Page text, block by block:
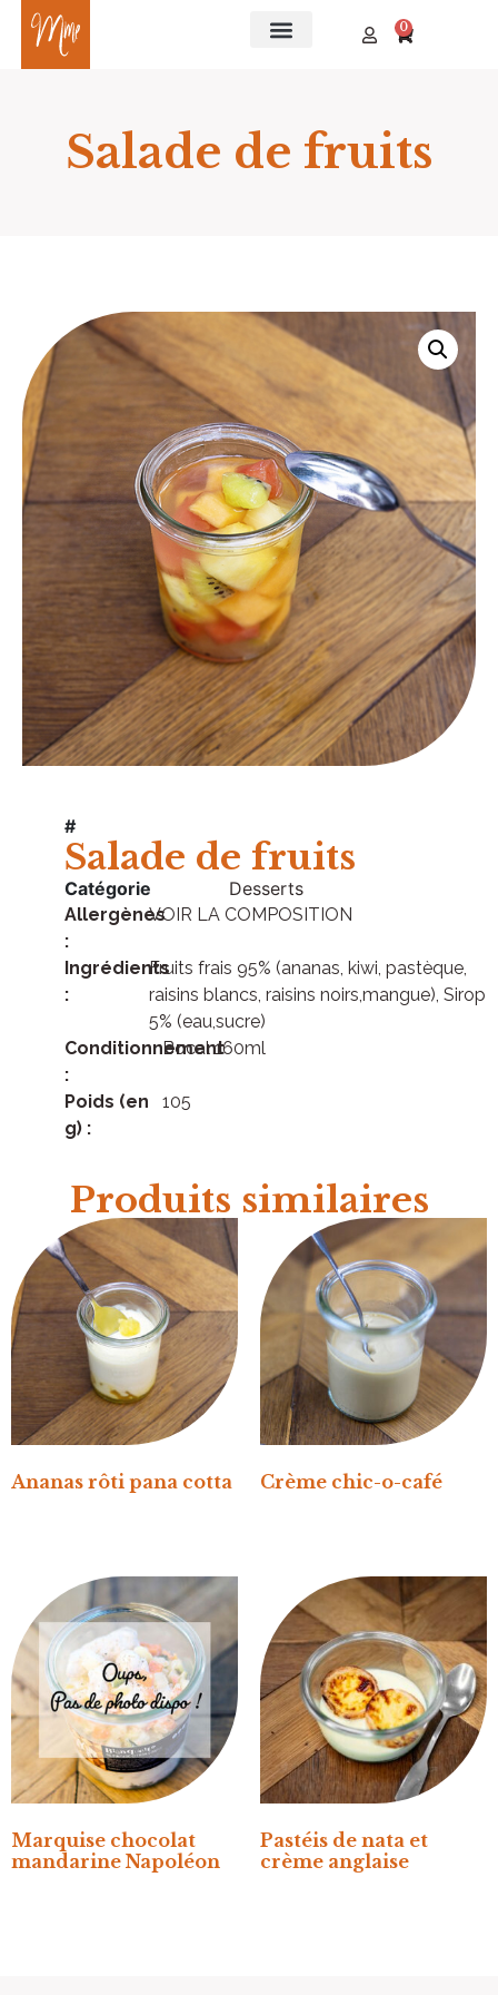
0
Salade de fruits
#
Salade de fruits
Catégorie Desserts
Allergènes
:
VOIR LA COMPOSITION
Ingrédients
:
Fruits frais 95% (ananas, kiwi, pastèque,
raisins blancs, raisins noirs,mangue), Sirop
5% (eau,sucre)
Conditionnement
:
Bocal 160ml
Poids (en
g) :
105
Produits similaires
Ananas rôti pana cotta Crème chic-o-café
Marquise chocolat
mandarine Napoléon
Pastéis de nata et
crème anglaise